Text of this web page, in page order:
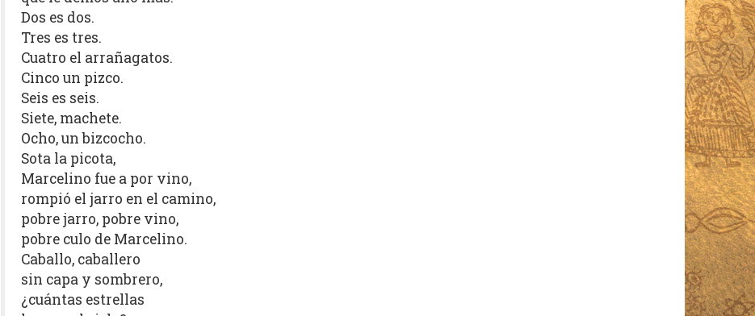
Dos es dos.
Tres es tres.
Cuatro el arrañagatos.
Cinco un pizco.
Seis es seis.
Siete, machete.
Ocho, un bizcocho.
Sota la picota,
Marcelino fue a por vino,
rompió el jarro en el camino,
pobre jarro, pobre vino,
pobre culo de Marcelino.
Caballo, caballero
sin capa y sombrero,
¿cuántas estrellas